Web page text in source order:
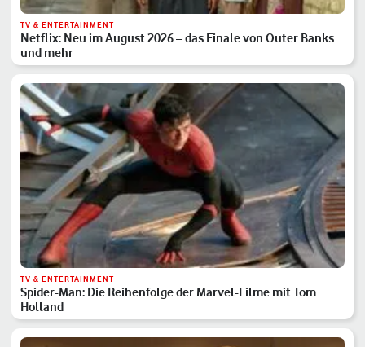
TV & ENTERTAINMENT
Netflix: Neu im August 2026 – das Finale von Outer Banks
und mehr
TV & ENTERTAINMENT
Spider-Man: Die Reihenfolge der Marvel-Filme mit Tom
Holland